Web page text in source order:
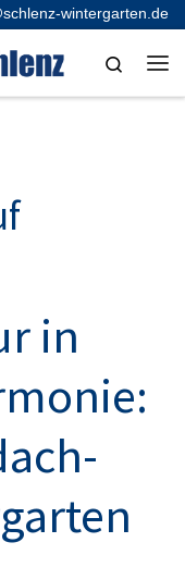
wintergarten.de
Search
in